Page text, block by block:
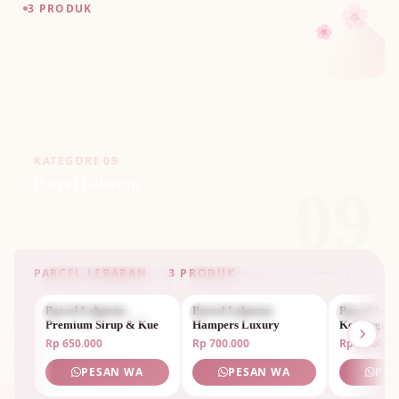
🌸
3 PRODUK 🌸
KATEGORI 09
PARCEL LEBARAN · 3 PRODUK
PARCEL LEBARAN
Parcel Lebaran
Premium Sirup & Kue
Rp 650.000
PESAN WA
PARCEL LEBARAN
Parcel Lebaran
Hampers Luxury
Rp 700.000
PESAN WA
PARCEL
Parcel
Keluarga
Rp